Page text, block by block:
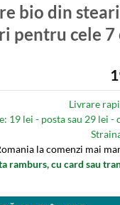
bio din
pentru cele 7
Livrare
19 lei - posta sau 29 lei -
la comenzi mai
ramburs, cu card sau